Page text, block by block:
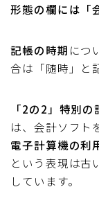
形態の欄には「
記帳の時期 につ
合は「随時」と
「2の2」特別
は、会計ソフト
電子計算機の利
という表現は古
しています。